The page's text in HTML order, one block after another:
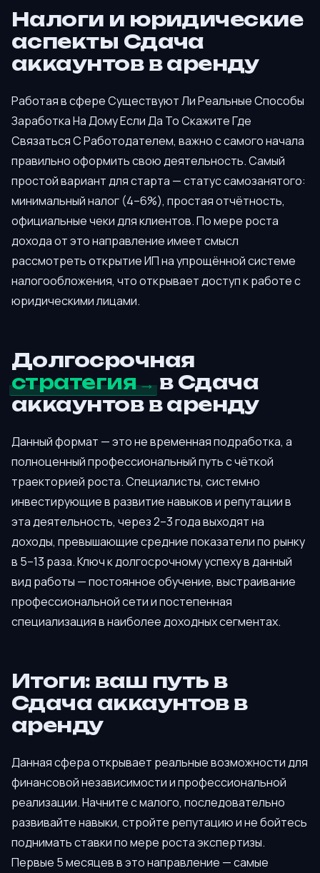
Налоги и юридические
аспекты Сдача
аккаунтов в аренду
Работая в сфере Существуют Ли Реальные Способы
Заработка На Дому Если Да То Скажите Где
Связаться С Работодателем, важно с самого начала
правильно оформить свою деятельность. Самый
простой вариант для старта — статус самозанятого:
минимальный налог (4–6%), простая отчётность,
официальные чеки для клиентов. По мере роста
дохода от это направление имеет смысл
рассмотреть открытие ИП на упрощённой системе
налогообложения, что открывает доступ к работе с
юридическими лицами.
Долгосрочная
стратегия
в Сдача
аккаунтов в аренду
Данный формат — это не временная подработка, а
полноценный профессиональный путь с чёткой
траекторией роста. Специалисты, системно
инвестирующие в развитие навыков и репутации в
эта деятельность, через 2–3 года выходят на
доходы, превышающие средние показатели по рынку
в 5–13 раза. Ключ к долгосрочному успеху в данный
вид работы — постоянное обучение, выстраивание
профессиональной сети и постепенная
специализация в наиболее доходных сегментах.
Итоги: ваш путь в
Сдача аккаунтов в
аренду
Данная сфера открывает реальные возможности для
финансовой независимости и профессиональной
реализации. Начните с малого, последовательно
развивайте навыки, стройте репутацию и не бойтесь
поднимать ставки по мере роста экспертизы.
Первые 5 месяцев в это направление — самые